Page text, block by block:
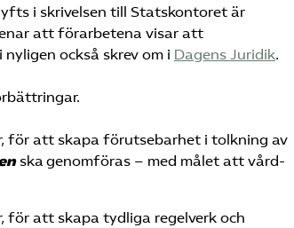
i skrivelsen till Statskontoret är
att förarbetena visar att
också skrev om i Dagens Juridik.
för att skapa förutsebarhet i tolkning av
ska genomföras – med målet att vård-
för att skapa tydliga regelverk och